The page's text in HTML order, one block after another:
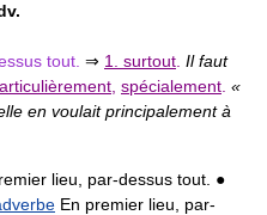
tout. ⇒ 1. surtout Il faut
spécialement «
en voulait principalement à
lieu, par-dessus tout. ●
En premier lieu, par-